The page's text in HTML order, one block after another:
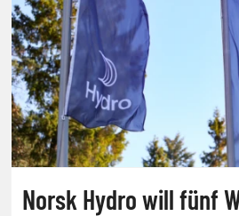
Norsk Hydro will fünf